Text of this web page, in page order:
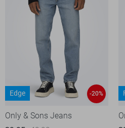
Edge -20%
Only & Sons Jeans